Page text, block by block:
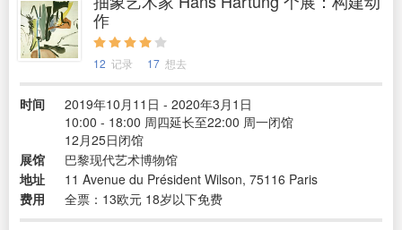
作
12 记录 17 想去
时间
2019年10月11日 - 2020年3月1日
10:00 - 18:00 周四延长至22:00 周一闭馆
12月25日闭馆
展馆
巴黎现代艺术博物馆
地址
11 Avenue du Président Wilson, 75116 Paris
费用
全票：13欧元 18岁以下免费